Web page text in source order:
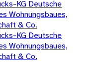
KG Deutsche
Wohnungsbaues,
& Co.
KG Deutsche
Wohnungsbaues,
& Co.